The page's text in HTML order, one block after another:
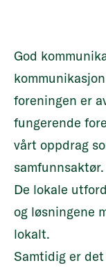
God
foreningen er
fungerende
vårt oppdrag
samfunnsaktør.
De lokale
og løsningene
lokalt.
Samtidig er